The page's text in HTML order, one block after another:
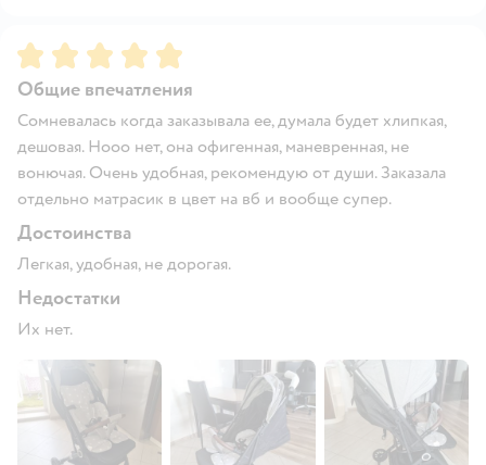
Рейтинг:5
Общие впечатления
Сомневалась когда заказывала ее, думала будет хлипкая,
дешовая. Нооо нет, она офигенная, маневренная, не
вонючая. Очень удобная, рекомендую от души. Заказала
отдельно матрасик в цвет на вб и вообще супер.
Достоинства
Легкая, удобная, не дорогая.
Недостатки
Их нет.